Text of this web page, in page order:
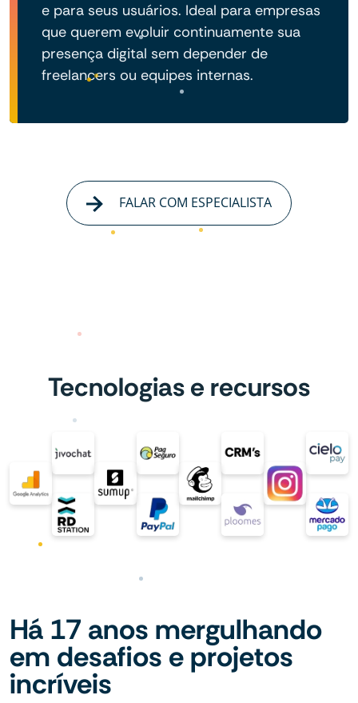
e para seus usuários. Ideal para empresas
que querem evoluir continuamente sua
presença digital sem depender de
freelancers ou equipes internas.
FALAR COM ESPECIALISTA
Tecnologias e recursos
Há 17 anos mergulhando
em desafios e projetos
incríveis